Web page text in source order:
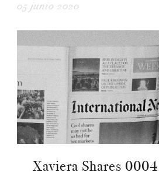
05 junio 2020
Xaviera Shares 0004